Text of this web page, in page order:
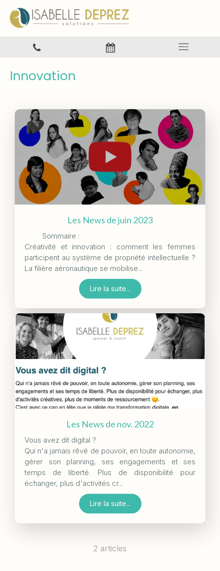
Innovation
Les News de juin 2023
Sommaire :
Créativité et innovation : comment les femmes
participent au système de propriété intellectuelle ?
La filière aéronautique se mobilise...
Lire la suite...
Les News de nov. 2022
Vous avez dit digital ?
Qui n'a jamais rêvé de pouvoir, en toute autonomie,
gérer son planning, ses engagements et ses
temps de liberté. Plus de disponibilité pour
échanger, plus d'activités cr...
Lire la suite...
2 articles